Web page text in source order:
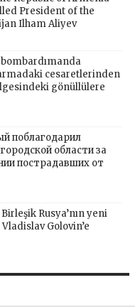
President of the
Ilham Aliyev
cesaretlerinden
gönüllülere
поблагодарил
области за
пострадавших от
Rusya’nın yeni
Golovin’e